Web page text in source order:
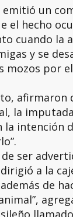
un
el hecho
cuando la
y se
mozos por
afirmaron
la
la intención
de ser
a la
además de